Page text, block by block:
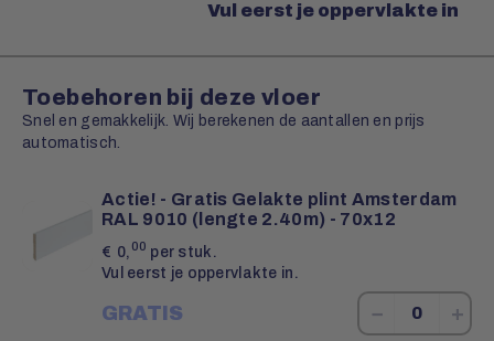
Vul eerst je oppervlakte in
Toebehoren bij deze vloer
Snel en gemakkelijk. Wij berekenen de aantallen en prijs
automatisch.
Actie! - Gratis Gelakte plint Amsterdam
RAL 9010 (lengte 2.40m) - 70x12
€ 0, 00 per stuk.
Vul eerst je oppervlakte in.
GRATIS − +